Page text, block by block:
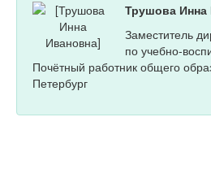
Трушова Инна
Заместитель
по учебно-
Почётный работник общего
Петербург